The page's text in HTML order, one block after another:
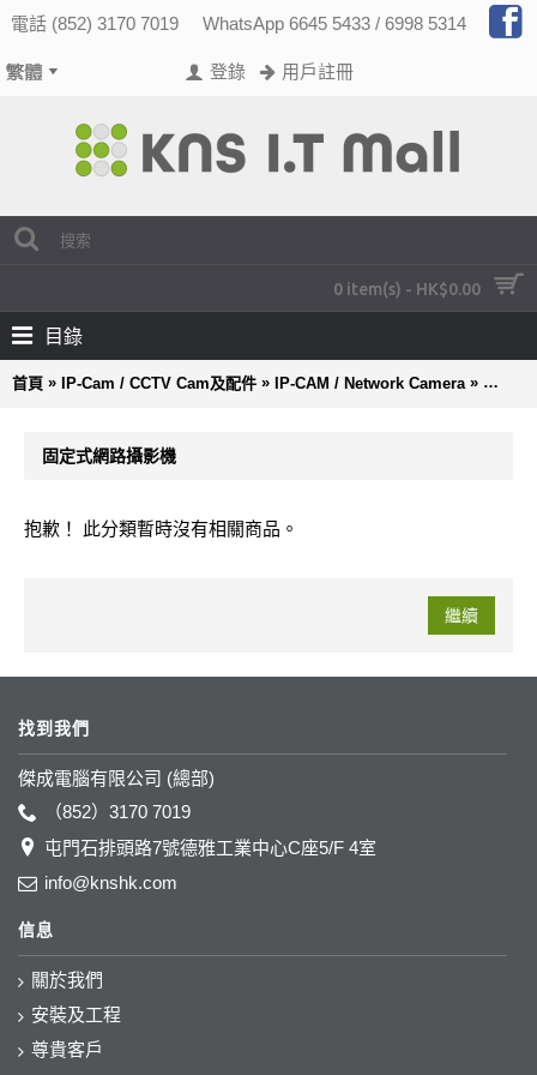
電話 (852) 3170 7019 WhatsApp 6645 5433 / 6998 5314
登錄 用戶註冊
0 item(s) - HK$0.00
目錄
首頁 » IP-Cam / CCTV Cam及配件 » IP-CAM / Network Camera »
固定式網路攝影機
抱歉！ 此分類暫時沒有相關商品。
繼續
找到我們
傑成電腦有限公司 (總部)
（852）3170 7019
屯門石排頭路7號德雅工業中心C座5/F 4室
info@knshk.com
信息
關於我們
安裝及工程
尊貴客戶